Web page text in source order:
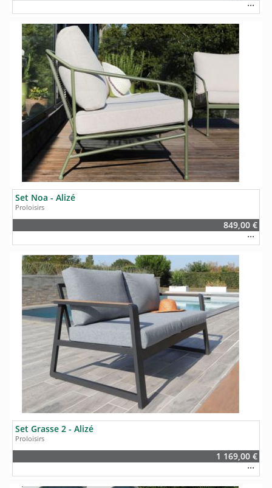
Set Noa - Alizé
Proloisirs
849,00 €
Set Grasse 2 - Alizé
Proloisirs
1 169,00 €